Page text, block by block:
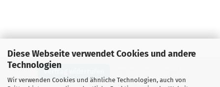
Diese Webseite verwendet Cookies und andere
Technologien
Wir verwenden Cookies und ähnliche Technologien, auch von
Vertrag widerrufen